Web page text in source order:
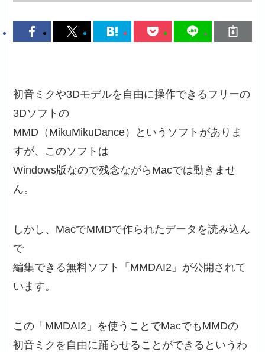
初音ミクや3Dモデルを自由に操作できるフリーの
3Dソフトの
MMD（MikuMikuDance）というソフトがありま
すが、このソフトは
Windows版なので残念ながらMacでは動きませ
ん。
しかし、MacでMMDで作られたデータを読み込ん
で
編集できる無料ソフト「MMDAI2」が公開されて
います。
この「MMDAI2」を使うことでMacでもMMDの
初音ミクを自由に踊らせることができるというわ